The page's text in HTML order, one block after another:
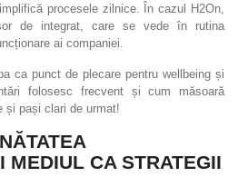
procesele zilnice. În cazul H2On,
de integrat, care se vede în rutina
ai companiei.
ca punct de plecare pentru wellbeing și
folosesc frecvent și cum măsoară
și pași clari de urmat!
MEDIUL CA STRATEGII